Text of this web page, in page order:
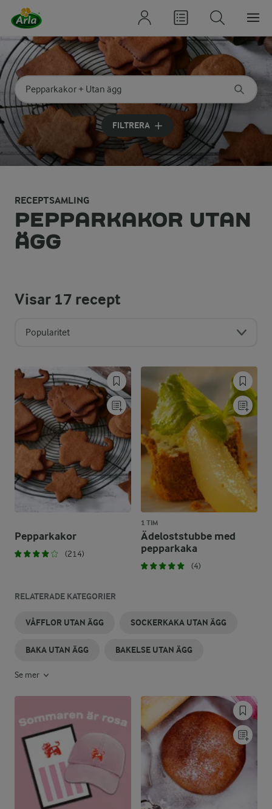
Sök på kategori eller ingrediens
Skriv in sökord för att få förslag
FILTRERA
RECEPTSAMLING
PEPPARKAKOR UTAN
ÄGG
Visar17 recept
Popularitet
Pepparkakor
(214)
1 TIM
Ädeloststubbe med
pepparkaka
(4)
RELATERADE KATEGORIER
VÅFFLOR UTAN ÄGG SOCKERKAKA UTAN ÄGG
BAKA UTAN ÄGG BAKELSE UTAN ÄGG
Se mer